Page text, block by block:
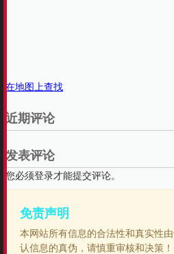
在地图上查找
近期评论
发表评论
您必须登录才能提交评论。
免责声明
本网站所有信息的合法性和真实性
认信息的真伪，请慎重审核和决策！